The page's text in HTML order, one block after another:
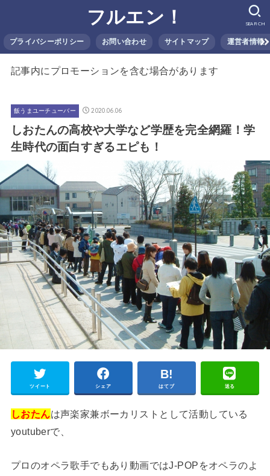
フルエン！
プライバシーポリシー お問い合わせ サイトマップ 運営者情報
SEARCH
記事内にプロモーションを含む場合があります
飯うまユーチューバー 2020.06.06
しおたんの高校や大学など学歴を完全網羅！学
生時代の面白すぎるエピも！
ツイート シェア はてブ 送る
しおたんは声楽家兼ボーカリストとして活動している
youtuberで、
プロのオペラ歌手でもあり動画ではJ-POPをオペラのよ